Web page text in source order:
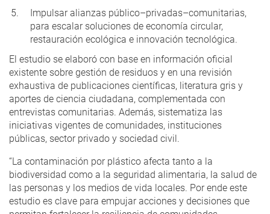
Impulsar alianzas público–privadas–comunitarias,
para escalar soluciones de economía circular,
restauración ecológica e innovación tecnológica.
El estudio se elaboró con base en información oficial
existente sobre gestión de residuos y en una revisión
exhaustiva de publicaciones científicas, literatura gris y
aportes de ciencia ciudadana, complementada con
entrevistas comunitarias. Además, sistematiza las
iniciativas vigentes de comunidades, instituciones
públicas, sector privado y sociedad civil.
“La contaminación por plástico afecta tanto a la
biodiversidad como a la seguridad alimentaria, la salud de
las personas y los medios de vida locales. Por ende este
estudio es clave para empujar acciones y decisiones que